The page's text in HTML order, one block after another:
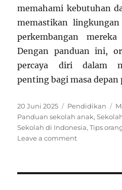
memahami kebutuhan
memastikan
perkembangan
Dengan panduan ini,
percaya diri dalam
penting bagi masa
Posted
on
20 Juni 2025 Categories
Pendidikan
Panduan sekolah anak,
Sekolah di Indonesia,Tips
Leave a commenton